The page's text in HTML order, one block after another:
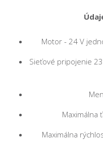
Motor - 24 V
Sieťové pripojenie
Maximálna
Maximálna